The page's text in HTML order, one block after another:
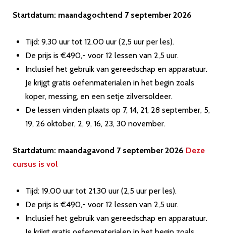
Startdatum: maandagochtend 7 september 2026
Tijd: 9.30 uur tot 12.00 uur (2,5 uur per les).
De prijs is €490,- voor 12 lessen van 2,5 uur.
Inclusief het gebruik van gereedschap en apparatuur.
Je krijgt gratis oefenmaterialen in het begin zoals
koper, messing, en een setje zilversoldeer.
De lessen vinden plaats op 7, 14, 21, 28 september, 5,
19, 26 oktober, 2, 9, 16, 23, 30 november.
Startdatum: maandagavond 7 september 2026 Deze
cursus is vol
Tijd: 19.00 uur tot 21.30 uur (2,5 uur per les).
De prijs is €490,- voor 12 lessen van 2,5 uur.
Inclusief het gebruik van gereedschap en apparatuur.